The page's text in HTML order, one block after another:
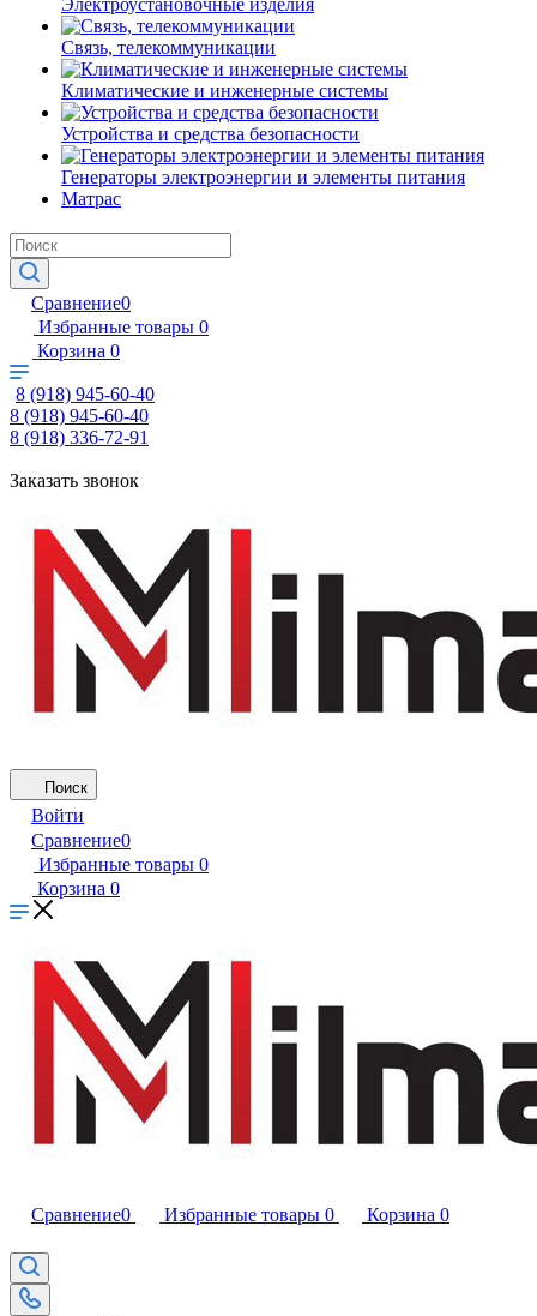
Электроустановочные изделия
Связь, телекоммуникации
Климатические и инженерные системы
Устройства и средства безопасности
Генераторы электроэнергии и элементы питания
Матрас
Сравнение0
Избранные товары 0
Корзина 0
8 (918) 945-60-40
8 (918) 945-60-40
8 (918) 336-72-91
Заказать звонок
Поиск
Войти
Сравнение0
Избранные товары 0
Корзина 0
Сравнение0 Избранные товары 0 Корзина 0